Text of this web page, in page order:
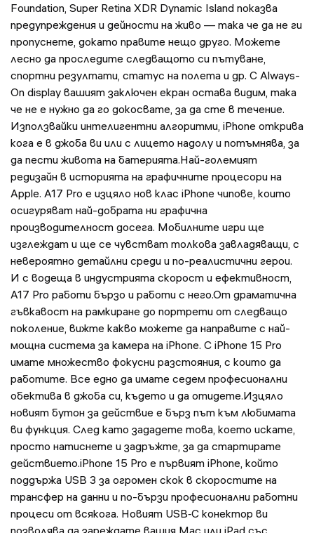
Foundation, Super Retina XDR Dynamic Island показва
предупреждения и дейности на живо — така че да не ги
пропуснете, докато правите нещо друго. Можете
лесно да проследите следващото си пътуване,
спортни резултати, статус на полета и др. С Always-
On display вашият заключен екран остава видим, така
че не е нужно да го докосвате, за да сте в течение.
Използвайки интелигентни алгоритми, iPhone открива
кога е в джоба ви или с лицето надолу и потъмнява, за
да пести живота на батерията.Най-големият
редизайн в историята на графичните процесори на
Apple. A17 Pro е изцяло нов клас iPhone чипове, които
осигуряват най-добрата ни графична
производителност досега. Мобилните игри ще
изглеждат и ще се чувстват толкова завладяващи, с
невероятно детайлни среди и по-реалистични герои.
И с водеща в индустрията скорост и ефективност,
A17 Pro работи бързо и работи с него.От драматична
гъвкавост на рамкиране до портрети от следващо
поколение, вижте какво можете да направите с най-
мощна система за камера на iPhone. С iPhone 15 Pro
имате множество фокусни разстояния, с които да
работите. Все едно да имате седем професионални
обектива в джоба си, където и да отидете.Изцяло
новият бутон за действие е бърз път към любимата
ви функция. След като зададете това, което искате,
просто натиснете и задръжте, за да стартирате
действието.iPhone 15 Pro е първият iPhone, който
поддържа USB 3 за огромен скок в скоростите на
трансфер на данни и по-бързи професионални работни
процеси от всякога. Новият USB‑C конектор ви